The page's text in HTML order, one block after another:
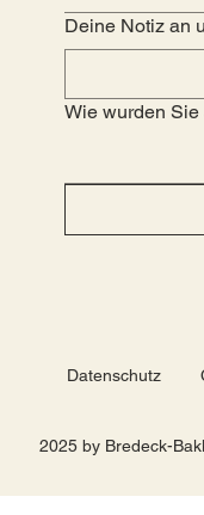
Deine Notiz an
Wie wurden Sie
Datenschutz
2025 by Bredeck-